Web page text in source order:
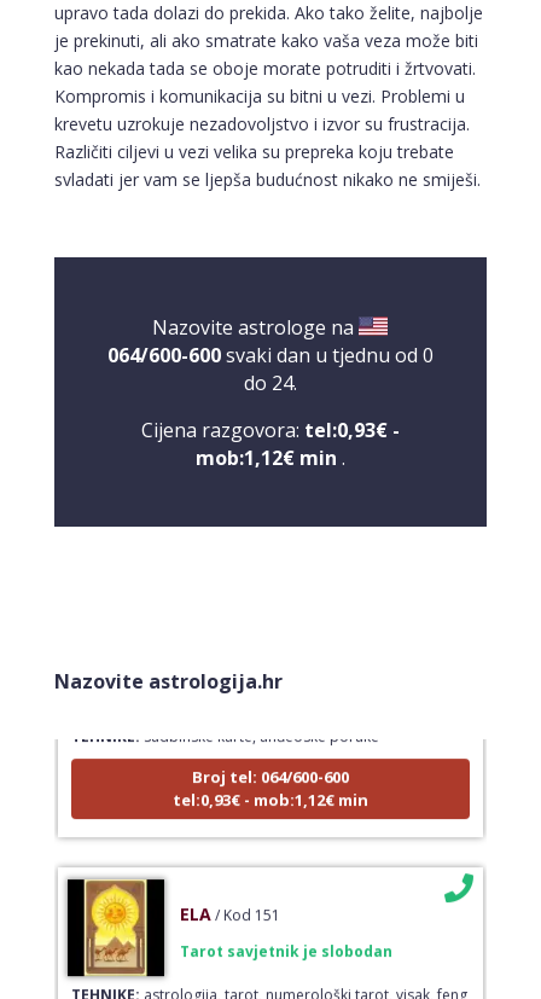
upravo tada dolazi do prekida. Ako tako želite, najbolje
je prekinuti, ali ako smatrate kako vaša veza može biti
kao nekada tada se oboje morate potruditi i žrtvovati.
Kompromis i komunikacija su bitni u vezi. Problemi u
krevetu uzrokuje nezadovoljstvo i izvor su frustracija.
Različiti ciljevi u vezi velika su prepreka koju trebate
svladati jer vam se ljepša budućnost nikako ne smiješi.
Nazovite astrologe na
064/600-600svaki dan u tjednu od 0
do 24.
Cijena razgovora: tel:0,93€ -
mob:1,12€ min .
Nazovite astrologija.hr
Tarot savjetnik je zauzet
Broj tel: 064/600-600
tel:0,93€ - mob:1,12€ min
ELA / Kod 151
Tarot savjetnik je slobodan
TEHNIKE: astrologija, tarot, numerološki tarot, visak, feng